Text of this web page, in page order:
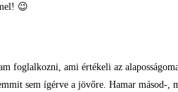
😉
foglalkozni, ami értékeli az
sem ígérve a jövőre. Hamar másod-